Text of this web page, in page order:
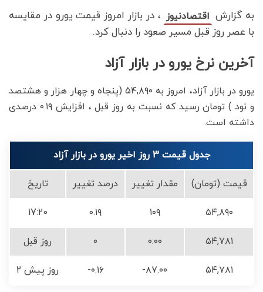
به گزارش اقتصادنیوز ، در بازار امروز قیمت یورو در مقایسه
با عصر روز قبل مسیر صعود را دنبال کرد.
آخرین نرخ یورو در بازار آزاد
یورو در بازار آزاد، امروز به ۵۴,۸۹۰ (پنجاه و چهار هزار و هشتصد
و نود ) تومان رسید که نسبت به روز قبل ، افزایش ۰.۱۹ درصدی
داشته است.
جدول قیمت 3 روز اخیر یورو در بازار آزاد
قیمت (تومان) مقدار تغییر درصد تغییر تاریخ
۵۴,۸۹۰ ۱۰۹ ۰.۱۹ 17:20
۵۴,۷۸۱ ۰.۰۰ ۰ روز قبل
۵۴,۷۸۱ -۸۷.۰۰ -۰.۱۶ ۲ روز پیش